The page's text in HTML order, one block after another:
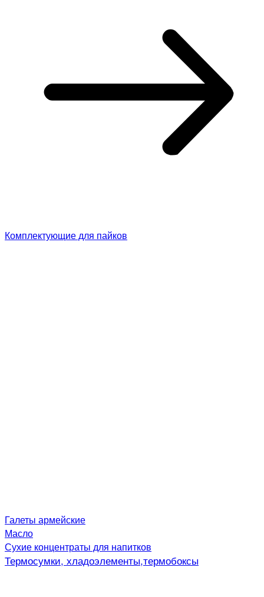
Комплектующие для пайков
Галеты армейские
Масло
Сухие концентраты для напитков
Термосумки, хладоэлементы,термобоксы